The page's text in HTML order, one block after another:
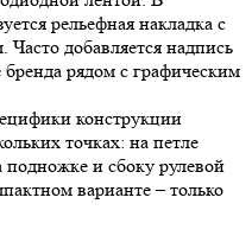
рельефная накладка с
добавляется надпись
рядом с графическим
конструкции
точках: на петле
и сбоку рулевой
варианте – только